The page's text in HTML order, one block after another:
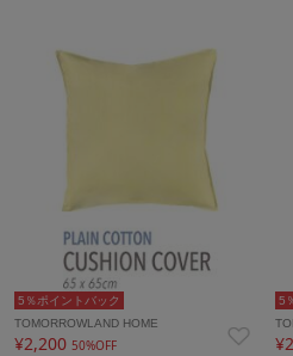
5％ポイントバック
TOMORROWLAND HOME
¥2,200 50%OFF
5